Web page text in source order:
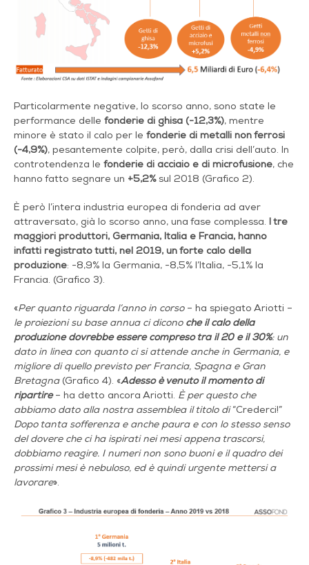
Particolarmente negative, lo scorso anno, sono state le
performance delle fonderie di ghisa (-12,3%), mentre
minore è stato il calo per le fonderie di metalli non ferrosi
(-4,9%), pesantemente colpite, però, dalla crisi dell’auto. In
controtendenza le fonderie di acciaio e di microfusione, che
hanno fatto segnare un +5,2%sul 2018 (Grafico 2).
È però l’intera industria europea di fonderia ad aver
attraversato, già lo scorso anno, una fase complessa. I tre
maggiori produttori, Germania, Italia e Francia, hanno
infatti registrato tutti, nel 2019, un forte calo della
produzione: -8,9% la Germania, -8,5% l’Italia, -5,1% la
Francia. (Grafico 3).
«Per quanto riguarda l’anno in corso– ha spiegato Ariotti –
le proiezioni su base annua ci dicono che il calo della
produzione dovrebbe essere compreso tra il 20 e il 30%: un
dato in linea con quanto ci si attende anche in Germania, e
migliore di quello previsto per Francia, Spagna e Gran
Bretagna(Grafico 4). «Adesso è venuto il momento di
ripartire– ha detto ancora Ariotti. È per questo che
abbiamo dato alla nostra assemblea il titolo di“Crederci!”
Dopo tanta sofferenza e anche paura e con lo stesso senso
del dovere che ci ha ispirati nei mesi appena trascorsi,
dobbiamo reagire. I numeri non sono buoni e il quadro dei
prossimi mesi è nebuloso, ed è quindi urgente mettersi a
lavorare».